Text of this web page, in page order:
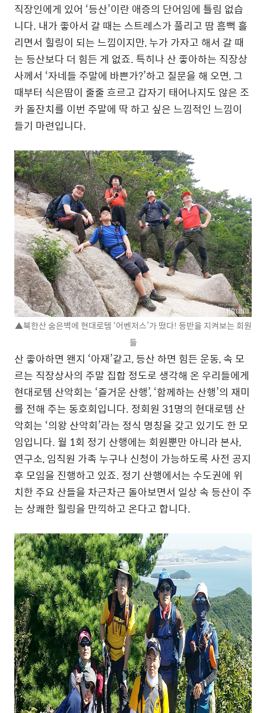
직장인에게 있어 ‘등산’이란 애증의 단어임에 틀림 없습
니다. 내가 좋아서 갈 때는 스트레스가 풀리고 땀 흠뻑 흘
리면서 힐링이 되는 느낌이지만, 누가 가자고 해서 갈 때
는 등산보다 더 힘든 게 없죠. 특히나 산 좋아하는 직장상
사께서 ‘자네들 주말에 바쁜가?’하고 질문을 해 오면, 그
때부터 식은땀이 줄줄 흐르고 갑자기 태어나지도 않은 조
카 돌잔치를 이번 주말에 딱 하고 싶은 느낌적인 느낌이
들기 마련입니다.
▲북한산 숨은벽에 현대로템 ‘어벤저스’가 떴다! 등반을 지켜보는 회원
들
산 좋아하면 왠지 ‘아재’같고, 등산 하면 힘든 운동, 속 모
르는 직장상사의 주말 집합 정도로 생각해 온 우리들에게
현대로템 산악회는 ‘즐거운 산행’, ‘함께하는 산행’의 재미
를 전해 주는 동호회입니다. 정회원 31명의 현대로템 산
악회는 ‘의왕 산악회’라는 정식 명칭을 갖고 있기도 한 모
임입니다. 월 1회 정기 산행에는 회원뿐만 아니라 본사,
연구소, 임직원 가족 누구나 신청이 가능하도록 사전 공지
후 모임을 진행하고 있죠. 정기 산행에서는 수도권에 위
치한 주요 산들을 차근차근 돌아보면서 일상 속 등산이 주
는 상쾌한 힐링을 만끽하고 온다고 합니다.